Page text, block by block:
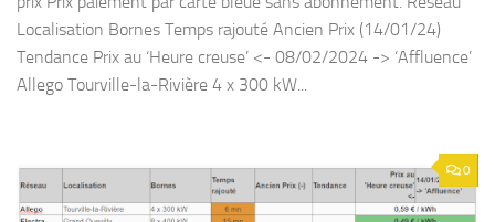
Localisation Bornes Temps rajouté Ancien Prix (14/01/24)
Tendance Prix au ‘Heure creuse’ <- 08/02/2024 -> ‘Affluence’
Allego Tourville-la-Rivière 4 x 300 kW...
0